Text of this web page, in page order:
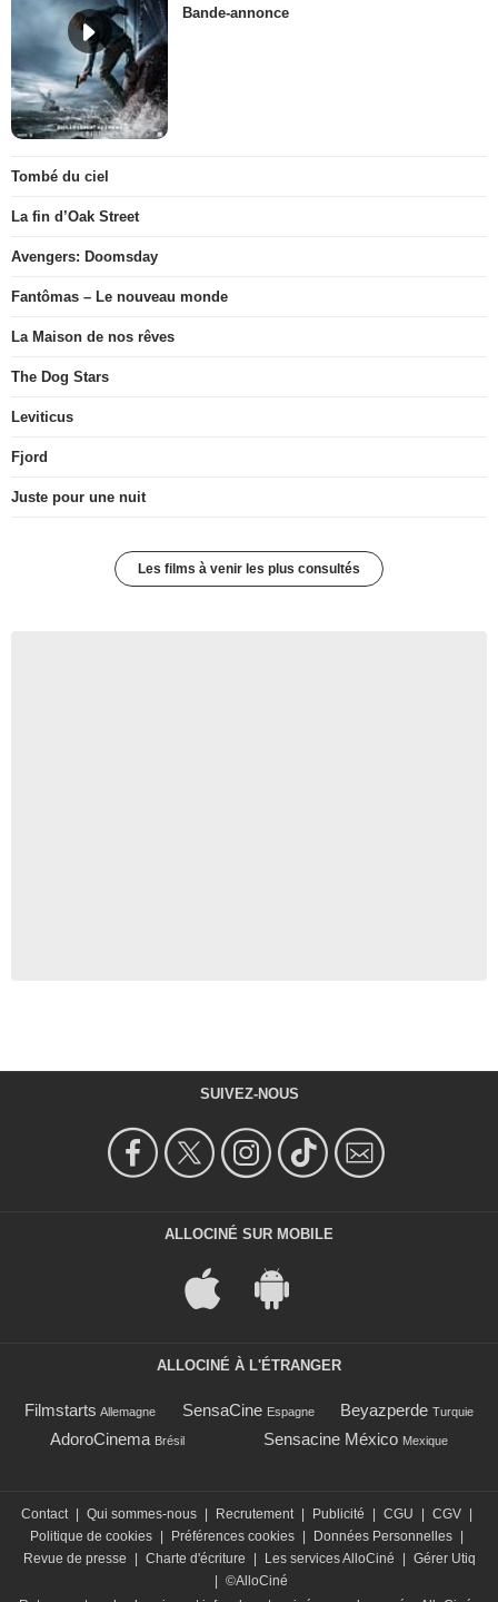
Bande-annonce
Tombé du ciel
La fin d’Oak Street
Avengers: Doomsday
Fantômas – Le nouveau monde
La Maison de nos rêves
The Dog Stars
Leviticus
Fjord
Juste pour une nuit
Les films à venir les plus consultés
SUIVEZ-NOUS
ALLOCINÉ SUR MOBILE
ALLOCINÉ À L'ÉTRANGER
Filmstarts Allemagne SensaCine Espagne Beyazperde Turquie
AdoroCinema Brésil Sensacine México Mexique
Contact | Qui sommes-nous | Recrutement | Publicité | CGU | CGV |
Politique de cookies | Préférences cookies | Données Personnelles |
Revue de presse
| Charte d'écriture | Les services AlloCiné | Gérer Utiq
| ©AlloCiné